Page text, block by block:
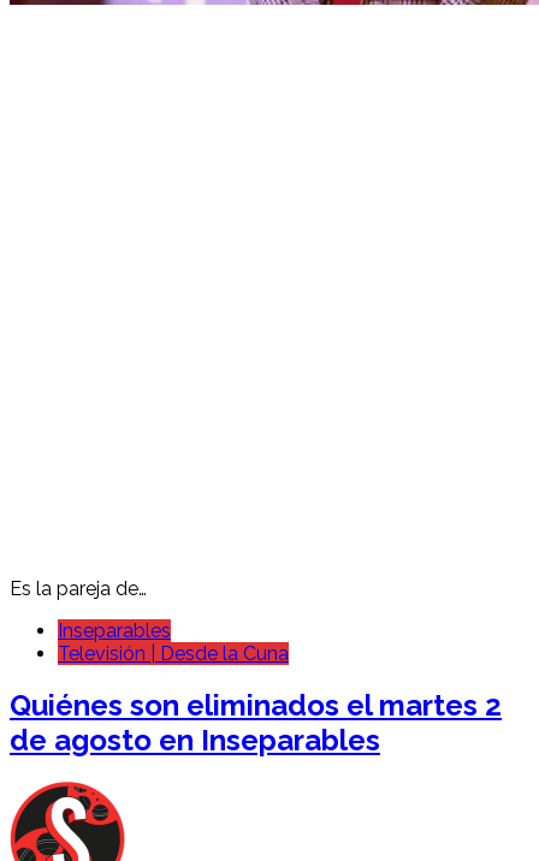
Es la pareja de…
Inseparables
Televisión | Desde la Cuna
Quiénes son eliminados el martes 2
de agosto en Inseparables